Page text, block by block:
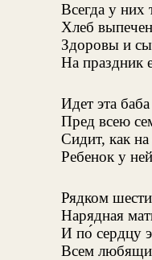
Всегда у них
Хлеб
Здоровы и
На праздник
Идет эта
Пред всею
Сидит, как на
Ребенок у
Рядком
Нарядная
И по́ сердцу
Всем